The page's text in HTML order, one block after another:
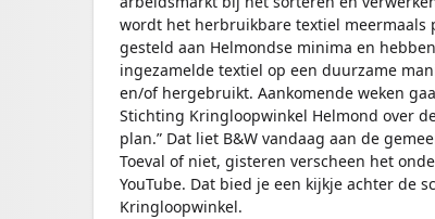
wordt het herbruikbare textiel meermaals
gesteld aan Helmondse minima en
ingezamelde textiel op een duurzame
en/of hergebruikt. Aankomende weken
Stichting Kringloopwinkel Helmond over
plan.” Dat liet B&W vandaag aan de
Toeval of niet, gisteren verscheen het
YouTube. Dat bied je een kijkje achter de
Kringloopwinkel.